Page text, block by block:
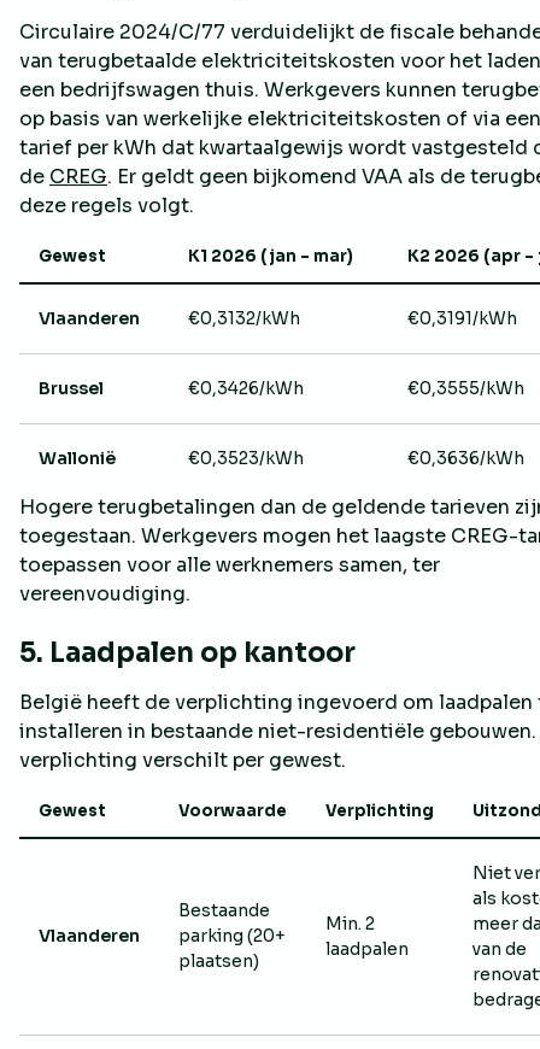
Circulaire 2024/C/77 verduidelijkt de fiscale
van terugbetaalde elektriciteitskosten voor het
een bedrijfswagen thuis. Werkgevers kunnen
op basis van werkelijke elektriciteitskosten of via
tarief per kWh dat kwartaalgewijs wordt vastgesteld
de CREG. Er geldt geen bijkomend VAA als de
deze regels volgt.
Gewest K1 2026 (jan – mar) K2 2026 (apr –
Vlaanderen €0,3132/kWh €0,3191/kWh
Brussel €0,3426/kWh €0,3555/kWh
Wallonië €0,3523/kWh €0,3636/kWh
Hogere terugbetalingen dan de geldende tarieven
toegestaan. Werkgevers mogen het laagste CREG-
toepassen voor alle werknemers samen, ter
vereenvoudiging.
5. Laadpalen op kantoor
België heeft de verplichting ingevoerd om laadpalen
installeren in bestaande niet-residentiële gebouwen.
verplichting verschilt per gewest.
Gewest Voorwaarde Verplichting
Vlaanderen
Bestaande
parking (20+
plaatsen)
Min. 2
laadpalen
Niet
als
meer
van de